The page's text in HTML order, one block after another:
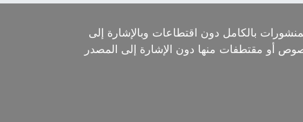
بالكامل دون اقتطاعات وبالإشارة إلى
أو مقتطفات منها دون الإشارة إلى المصدر